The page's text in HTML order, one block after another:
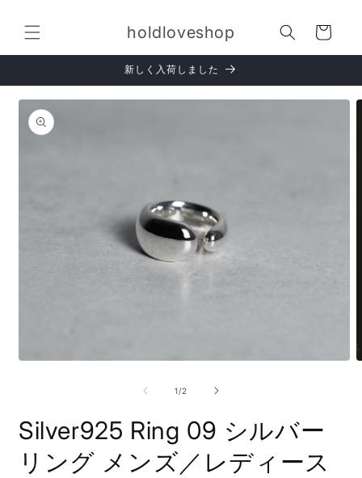
進む
holdloveshop
ー
ト
新しく入荷しました
商品情
報にス
キップ
で
メ
デ
ィ
1/の
2
Silver925 Ring 09 シルバー
リング メンズ／レディース